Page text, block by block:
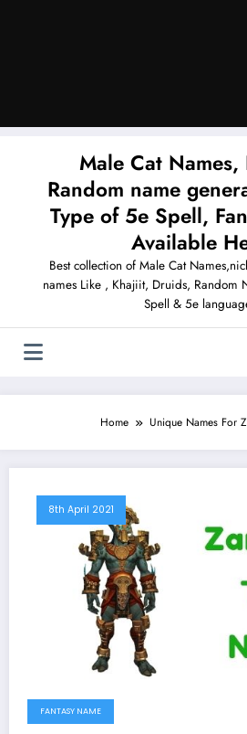
Male Cat Names,
Random name
Type of 5e Spell,
Available
Best collection of Male Cat
names Like , Khajiit, Druids, Random
Spell & 5e
Home Unique Names For
8th April 2021
FANTASY NAME